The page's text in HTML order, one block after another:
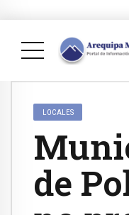
LOCALES
de